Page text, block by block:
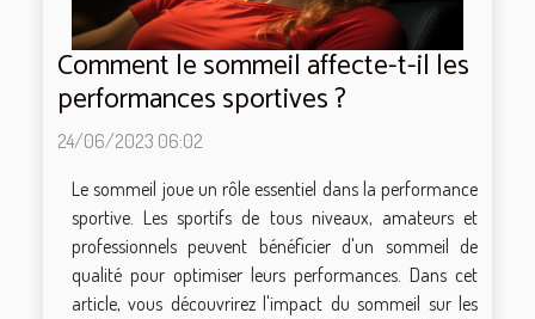
Comment le sommeil affecte-t-il les
performances sportives ?
24/06/2023 06:02
Le sommeil joue un rôle essentiel dans la performance
sportive. Les sportifs de tous niveaux, amateurs et
professionnels peuvent bénéficier d'un sommeil de
qualité pour optimiser leurs performances. Dans cet
article, vous découvrirez l'impact du sommeil sur les